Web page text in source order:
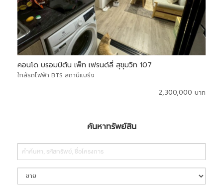
คอนโด บรอมป์ตัน เพ็ท เฟรนด์ลี่ สุขุมวิท 107
ใกล้รถไฟฟ้า BTS สถานีแบริ่ง
2,300,000 บาท
ค้นหาทรัพย์สิน
Search